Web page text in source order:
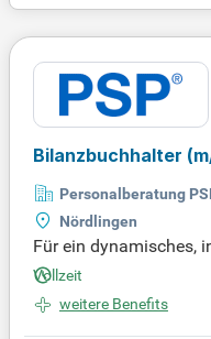
Bilanzbuchhalter
Personalberatung
Nördlingen
Für ein dynamisches,
rnehmen in der
uchen wir einen
ertise in HGB und
Vollzeit
weitere Benefits